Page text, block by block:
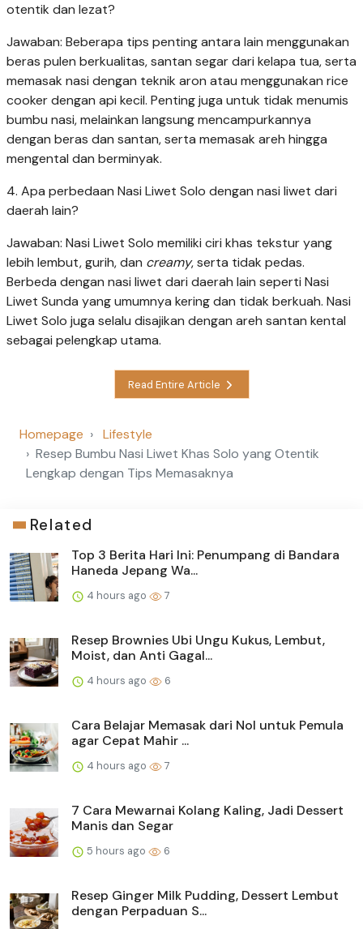
otentik dan lezat?
Jawaban: Beberapa tips penting antara lain menggunakan
beras pulen berkualitas, santan segar dari kelapa tua, serta
memasak nasi dengan teknik aron atau menggunakan rice
cooker dengan api kecil. Penting juga untuk tidak menumis
bumbu nasi, melainkan langsung mencampurkannya
dengan beras dan santan, serta memasak areh hingga
mengental dan berminyak.
4. Apa perbedaan Nasi Liwet Solo dengan nasi liwet dari
daerah lain?
Jawaban: Nasi Liwet Solo memiliki ciri khas tekstur yang
lebih lembut, gurih, dan creamy, serta tidak pedas.
Berbeda dengan nasi liwet dari daerah lain seperti Nasi
Liwet Sunda yang umumnya kering dan tidak berkuah. Nasi
Liwet Solo juga selalu disajikan dengan areh santan kental
sebagai pelengkap utama.
Read Entire Article
Homepage
Lifestyle
Resep Bumbu Nasi Liwet Khas Solo yang Otentik
Lengkap dengan Tips Memasaknya
Related
Top 3 Berita Hari Ini: Penumpang di Bandara
Haneda Jepang Wa...
4 hours ago 7
Resep Brownies Ubi Ungu Kukus, Lembut,
Moist, dan Anti Gagal...
4 hours ago 6
Cara Belajar Memasak dari Nol untuk Pemula
agar Cepat Mahir ...
4 hours ago 7
7 Cara Mewarnai Kolang Kaling, Jadi Dessert
Manis dan Segar
5 hours ago 6
Resep Ginger Milk Pudding, Dessert Lembut
dengan Perpaduan S...